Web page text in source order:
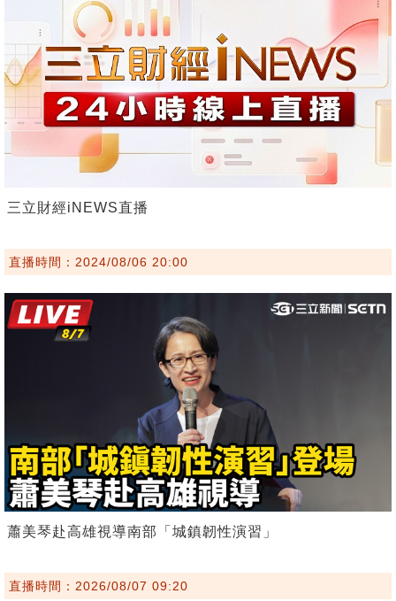
三立財經iNEWS直播
直播時間：2024/08/06 20:00
蕭美琴赴高雄視導南部「城鎮韌性演習」
直播時間：2026/08/07 09:20